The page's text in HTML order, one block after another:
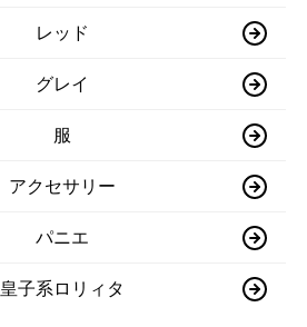
レッド
グレイ
服
アクセサリー
パニエ
皇子系ロリィタ